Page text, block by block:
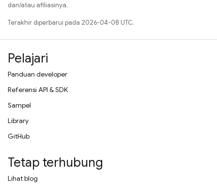
dan/atau afiliasinya.
Terakhir diperbarui pada 2026-04-08 UTC.
Pelajari
Panduan developer
Referensi API & SDK
Sampel
Library
GitHub
Tetap terhubung
Lihat blog